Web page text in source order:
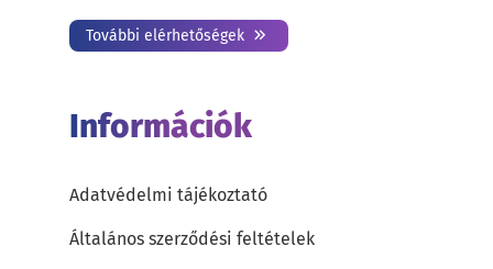
További elérhetőségek
Információk
Adatvédelmi tájékoztató
Általános szerződési feltételek